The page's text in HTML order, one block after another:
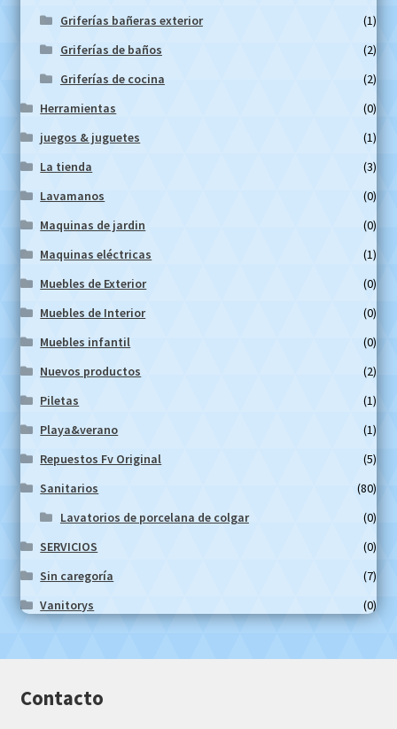
Griferías bañeras exterior
(1)
Griferías de baños
(2)
Griferías de cocina
(2)
Herramientas
(0)
juegos & juguetes
(1)
La tienda
(3)
Lavamanos
(0)
Maquinas de jardin
(0)
Maquinas eléctricas
(1)
Muebles de Exterior
(0)
Muebles de Interior
(0)
Muebles infantil
(0)
Nuevos productos
(2)
Piletas
(1)
Playa&verano
(1)
Repuestos Fv Original
(5)
Sanitarios
(80)
Lavatorios de porcelana de colgar
(0)
SERVICIOS
(0)
Sin caregoría
(7)
Vanitorys
(0)
Contacto